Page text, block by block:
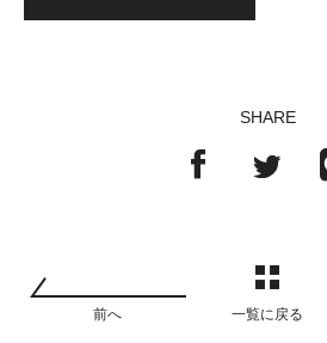
SHARE
前へ 一覧に戻る